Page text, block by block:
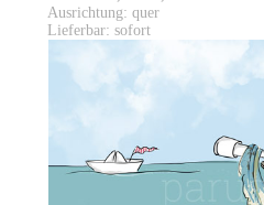
Ausrichtung: quer
Lieferbar: sofort